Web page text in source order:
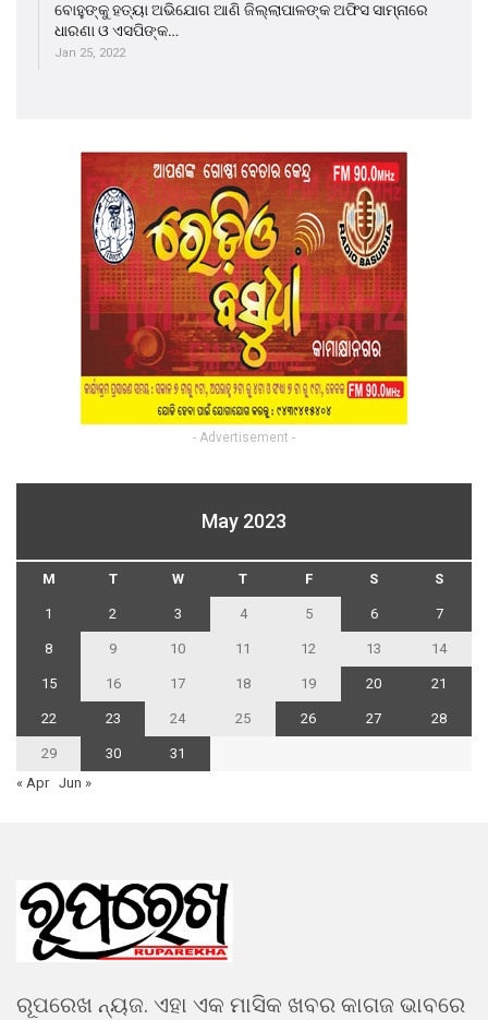
ବୋହୁଙ୍କୁ ହତ୍ୟା ଅଭିଯୋଗ ଆଣି ଜିଲ୍ଲାପାଳଙ୍କ ଅଫିସ ସାମ୍ନାରେ
ଧାରଣା ଓ ଏସପିଙ୍କ…
Jan 25, 2022
- Advertisement -
May 2023
M T W T F S S
1 2 3 4 5 6 7
8 9 10 11 12 13 14
15 16 17 18 19 20 21
22 23 24 25 26 27 28
29 30
31
« Apr Jun »
ରୂପରେଖ ନ୍ୟଜ. ଏହା ଏକ ମାସିକ ଖବର କାଗଜ ଭାବରେ